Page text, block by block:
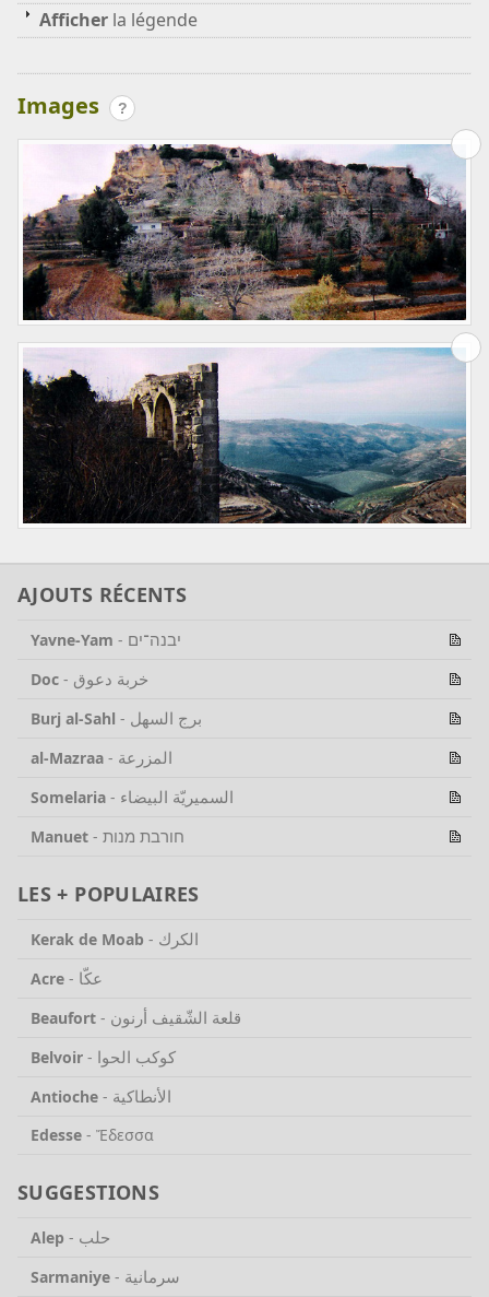
Afficher la légende
Images ?
AJOUTS RÉCENTS
Yavne-Yam - יבנה־ים
Doc - خربة دعوق
Burj al-Sahl - برج السهل
al-Mazraa - المزرعة
Somelaria - السميريّة البيضاء
Manuet - חורבת מנות
LES + POPULAIRES
Kerak de Moab - الكرك
Acre - عكّا
Beaufort - قلعة الشّقيف أرنون
Belvoir - كوكب الحوا
Antioche - الأنطاكية
Edesse - Ἔδεσσα
SUGGESTIONS
Alep - حلب
Sarmaniye - سرمانية